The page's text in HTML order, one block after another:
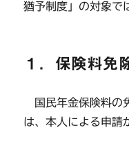
猶予制度」の対象
１．保険料免
国民年金保険料の
は、本人による申請